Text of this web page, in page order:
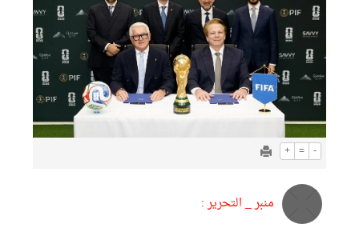
+ = -
منبر _ التحرير :